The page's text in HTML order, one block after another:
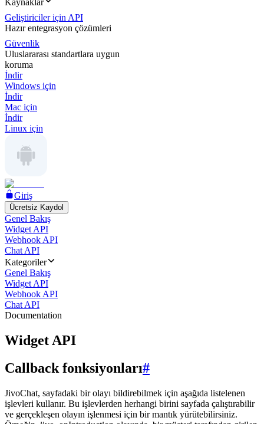
Kaynaklar
Geliştiriciler için API
Hazır entegrasyon çözümleri
Güvenlik
Uluslararası standartlara uygun
koruma
İndir
Windows için
İndir
Mac için
İndir
Linux için
Giriş
Ücretsiz Kaydol
Genel Bakış
Widget API
Webhook API
Chat API
Kategoriler
Genel Bakış
Widget API
Webhook API
Chat API
Documentation
Widget API
Callback fonksiyonları#
JivoChat, sayfadaki bir olayı bildirebilmek için aşağıda listelenen
işlevleri kullanır. Bu işlevlerden herhangi birini sayfada çalıştırabilir
ve gerçekleşen olayın işlenmesi için bir mantık yürütebilirsiniz.